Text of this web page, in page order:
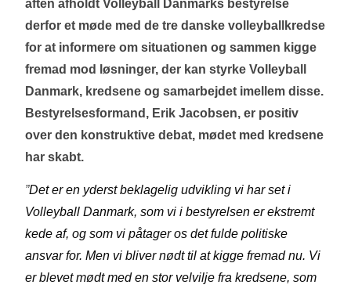
aften afholdt Volleyball Danmarks bestyrelse
derfor et møde med de tre danske volleyballkredse
for at informere om situationen og sammen kigge
fremad mod løsninger, der kan styrke Volleyball
Danmark, kredsene og samarbejdet imellem disse.
Bestyrelsesformand, Erik Jacobsen, er positiv
over den konstruktive debat, mødet med kredsene
har skabt.
”Det er en yderst beklagelig udvikling vi har set i
Volleyball Danmark, som vi i bestyrelsen er ekstremt
kede af, og som vi påtager os det fulde politiske
ansvar for. Men vi bliver nødt til at kigge fremad nu. Vi
er blevet mødt med en stor velvilje fra kredsene, som